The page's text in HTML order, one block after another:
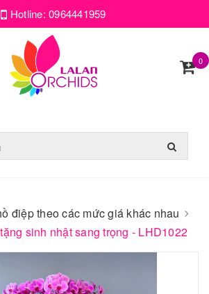
Hotline:0964441959
0
điệp theo các mức giá khác nhau
sinh nhật sang trọng - LHD1022